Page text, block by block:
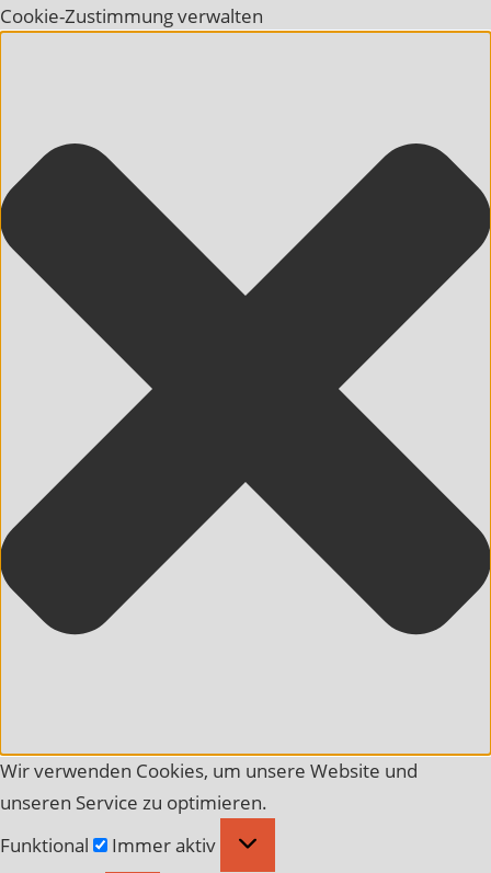
Cookie-Zustimmung verwalten
Wir verwenden Cookies, um unsere Website und
unseren Service zu optimieren.
Funktional
Funktional
Immer aktiv